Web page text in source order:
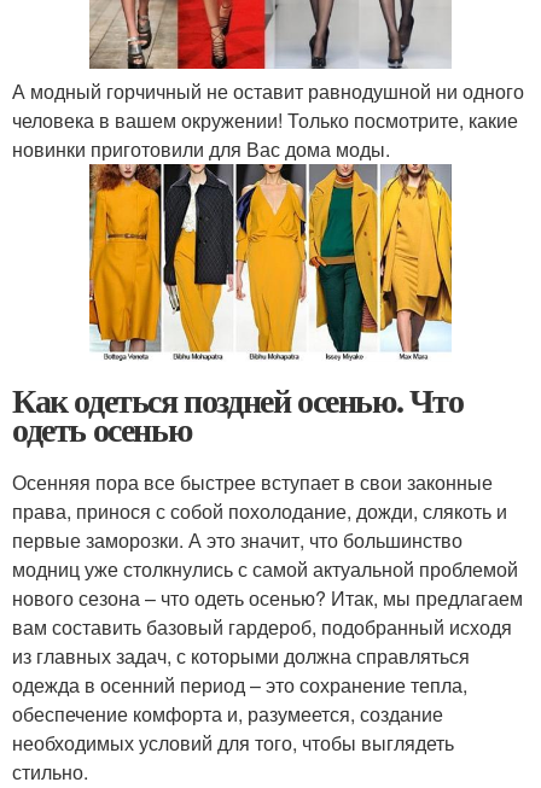
А модный горчичный не оставит равнодушной ни одного
человека в вашем окружении! Только посмотрите, какие
новинки приготовили для Вас дома моды.
Как одеться поздней осенью. Что
одеть осенью
Осенняя пора все быстрее вступает в свои законные
права, принося с собой похолодание, дожди, слякоть и
первые заморозки. А это значит, что большинство
модниц уже столкнулись с самой актуальной проблемой
нового сезона – что одеть осенью? Итак, мы предлагаем
вам составить базовый гардероб, подобранный исходя
из главных задач, с которыми должна справляться
одежда в осенний период – это сохранение тепла,
обеспечение комфорта и, разумеется, создание
необходимых условий для того, чтобы выглядеть
стильно.